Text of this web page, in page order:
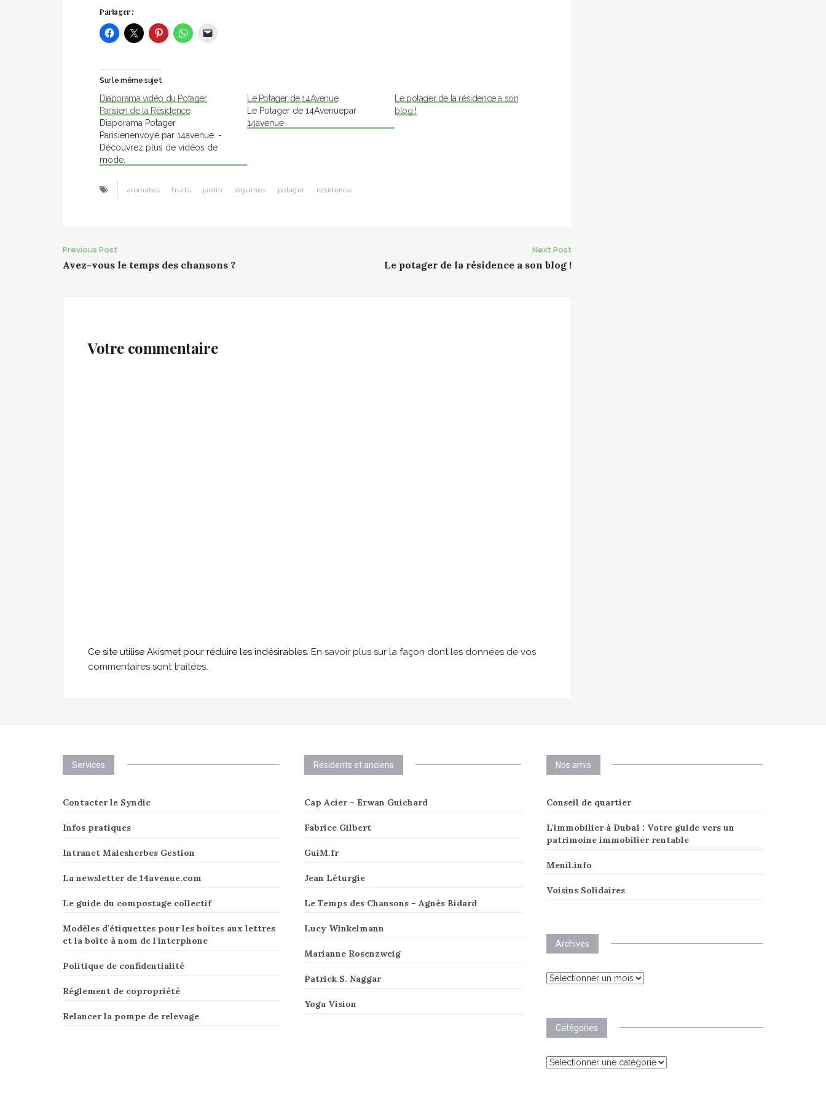
Partager :
Sur le même sujet
Diaporama vidéo du Potager
Parisien de la Résidence
Diaporama Potager
Parisienenvoyé par 14avenue. -
Découvrez plus de vidéos de
mode.
Le Potager de 14Avenue
Le Potager de 14Avenuepar
14avenue
Le potager de la résidence a son
blog !
aromates fruits jardin légumes potager résidence
Post
navigation
Previous Post
Avez-vous le temps des chansons ?
Next Post
Le potager de la résidence a son blog !
Votre commentaire
Ce site utilise Akismet pour réduire les indésirables. En savoir plus sur la façon dont les données de vos
commentaires sont traitées.
Services
Contacter le Syndic
Infos pratiques
Intranet Malesherbes Gestion
La newsletter de 14avenue.com
Le guide du compostage collectif
Modèles d'étiquettes pour les boîtes aux lettres
et la boîte à nom de l'interphone
Politique de confidentialité
Réglement de copropriété
Relancer la pompe de relevage
Résidents et anciens
Cap Acier – Erwan Guichard
Fabrice Gilbert
GuiM.fr
Jean Léturgie
Le Temps des Chansons – Agnès Bidard
Lucy Winkelmann
Marianne Rosenzweig
Patrick S. Naggar
Yoga Vision
Nos amis
Conseil de quartier
L'immobilier à Dubaï : Votre guide vers un
patrimoine immobilier rentable
Menil.info
Voisins Solidaires
Archives
Archives
Catégories
Catégories